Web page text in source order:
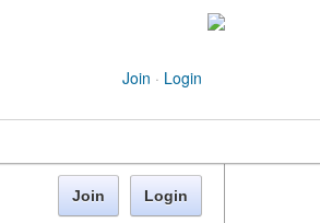
Join · Login
Join Login